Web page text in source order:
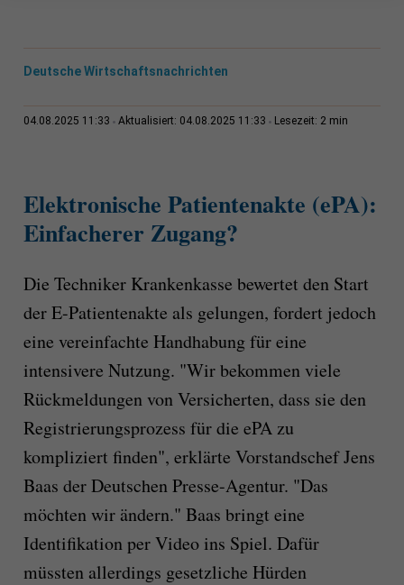
Deutsche Wirtschaftsnachrichten
04.08.2025 11:33 Aktualisiert: 04.08.2025 11:33 Lesezeit: 2 min
Elektronische Patientenakte (ePA):
Einfacherer Zugang?
Die Techniker Krankenkasse bewertet den Start
der E-Patientenakte als gelungen, fordert jedoch
eine vereinfachte Handhabung für eine
intensivere Nutzung. "Wir bekommen viele
Rückmeldungen von Versicherten, dass sie den
Registrierungsprozess für die ePA zu
kompliziert finden", erklärte Vorstandschef Jens
Baas der Deutschen Presse-Agentur. "Das
möchten wir ändern." Baas bringt eine
Identifikation per Video ins Spiel. Dafür
müssten allerdings gesetzliche Hürden